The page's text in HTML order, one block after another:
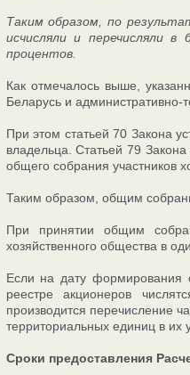
Таким образом, по
исчисляли и перечисляли
процентов.
Как отмечалось выше,
Беларусь и административно-
При этом статьей 70 Закона
владельца. Статьей 79
общего собрания участников
Таким образом, общим
При принятии общим
хозяйственного общества в
Если на дату формирования
реестре акционеров
производится перечисление
территориальных единиц в их
Сроки предоставления